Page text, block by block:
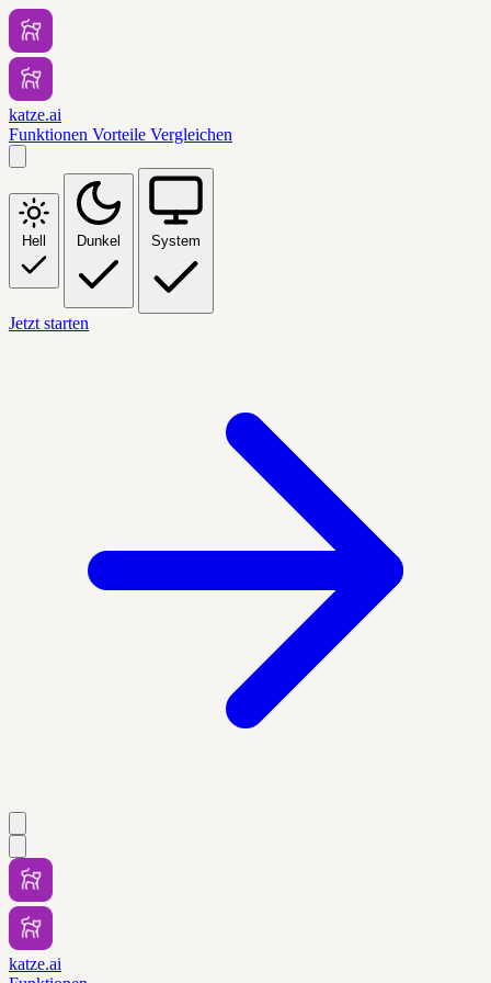
katze.ai
Funktionen Vorteile Vergleichen
Hell Dunkel System
Jetzt starten
katze.ai